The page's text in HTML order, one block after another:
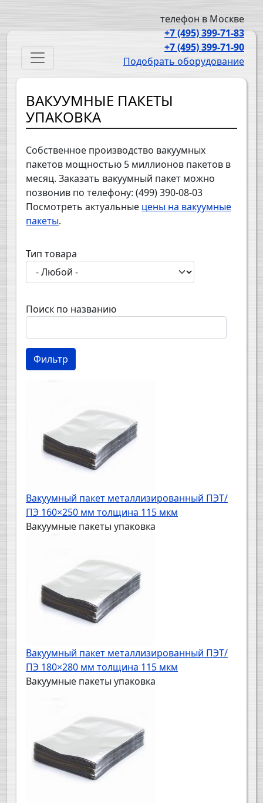
телефон в Москве
+7 (495) 399-71-83
+7 (495) 399-71-90
Подобрать оборудование
Main navigation
ВАКУУМНЫЕ ПАКЕТЫ
УПАКОВКА
Собственное производство вакуумных
пакетов мощностью 5 миллионов пакетов в
месяц. Заказать вакуумный пакет можно
позвонив по телефону: (499) 390-08-03
Посмотреть актуальные цены на вакуумные
пакеты.
Тип товара
Поиск по названию
Вакуумный пакет металлизированный ПЭТ/
ПЭ 160×250 мм толщина 115 мкм
Вакуумные пакеты упаковка
Вакуумный пакет металлизированный ПЭТ/
ПЭ 180×280 мм толщина 115 мкм
Вакуумные пакеты упаковка